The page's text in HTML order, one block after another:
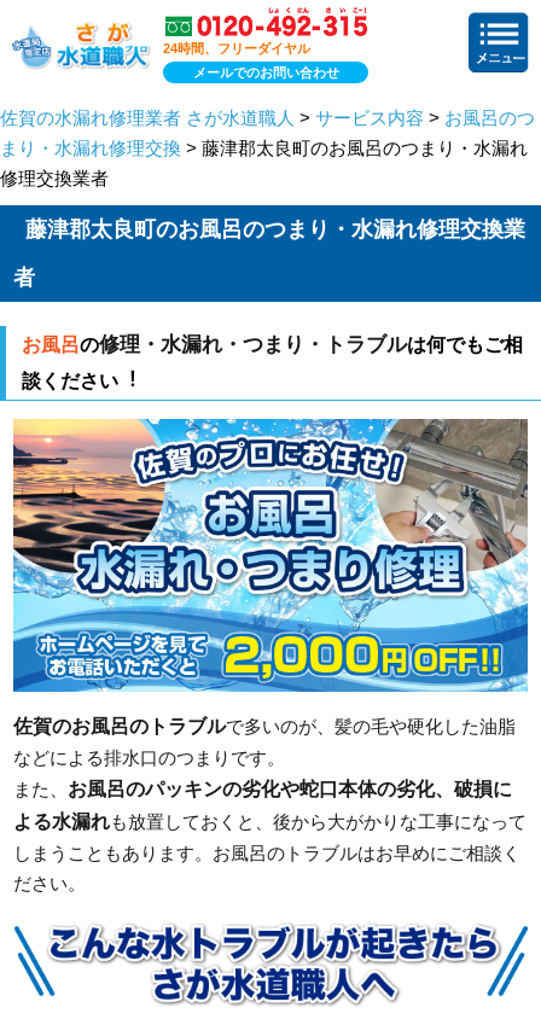
24時間、フリーダイヤル
メールでのお問い合わせ
佐賀の水漏れ修理業者 さが水道職人 > サービス内容 > お風呂のつ
まり・水漏れ修理交換 > 藤津郡太良町のお風呂のつまり・水漏れ
修理交換業者
藤津郡太良町のお風呂のつまり・水漏れ修理交換業
者
お風呂の修理・水漏れ・つまり・トラブルは何でもご相
談ください︕
佐賀のお風呂のトラブルで多いのが、髪の毛や硬化した油脂
などによる排水口のつまりです。
また、 お風呂のパッキンの劣化や蛇口本体の劣化、破損に
よる水漏れも放置しておくと、後から大がかりな工事になって
しまうこともあります。お風呂のトラブルはお早めにご相談く
ださい。